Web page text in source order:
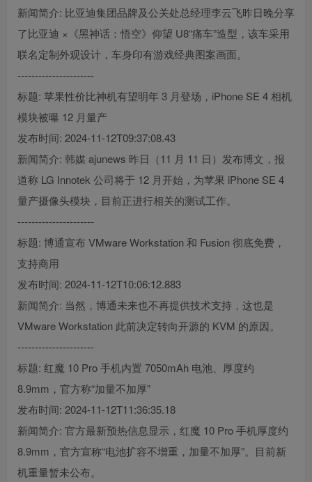
新闻简介: 比亚迪集团品牌及公关处总经理李云飞昨日晚分享
了比亚迪 ×《黑神话：悟空》仰望 U8“痛车”造型，该车采用
联名定制外观设计，车身印有游戏经典图案画面。
----------------------
标题: 苹果性价比神机有望明年 3 月登场，iPhone SE 4 相机
模块被曝 12 月量产
发布时间: 2024-11-12T09:37:08.43
新闻简介: 韩媒 ajunews 昨日（11 月 11 日）发布博文，报
道称 LG Innotek 公司将于 12 月开始，为苹果 iPhone SE 4
量产摄像头模块，目前正进行相关的测试工作。
----------------------
标题: 博通宣布 VMware Workstation 和 Fusion 彻底免费，
支持商用
发布时间: 2024-11-12T10:06:12.883
新闻简介: 当然，博通未来也不再提供技术支持，这也是
VMware Workstation 此前决定转向开源的 KVM 的原因。
----------------------
标题: 红魔 10 Pro 手机内置 7050mAh 电池、厚度约
8.9mm，官方称“加量不加厚”
发布时间: 2024-11-12T11:36:35.18
新闻简介: 官方最新预热信息显示，红魔 10 Pro 手机厚度约
8.9mm，官方宣称“电池扩容不增重，加量不加厚”。目前新
机重量暂未公布。